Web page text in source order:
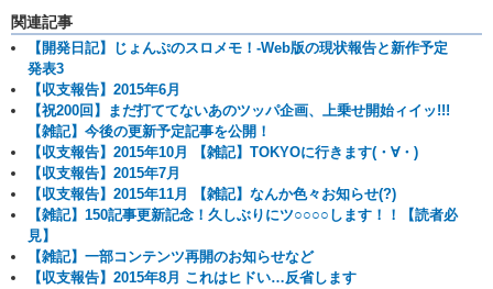
関連記事
【開発日記】じょんぷのスロメモ！-Web版の現状報告と新作予定
発表3
【収支報告】2015年6月
【祝200回】まだ打ててないあのツッパ企画、上乗せ開始ィイッ!!!
【雑記】今後の更新予定記事を公開！
【収支報告】2015年10月 【雑記】TOKYOに行きます(・∀・)
【収支報告】2015年7月
【収支報告】2015年11月 【雑記】なんか色々お知らせ(?)
【雑記】150記事更新記念！久しぶりにツ○○○○します！！【読者必
見】
【雑記】一部コンテンツ再開のお知らせなど
【収支報告】2015年8月 これはヒドい…反省します